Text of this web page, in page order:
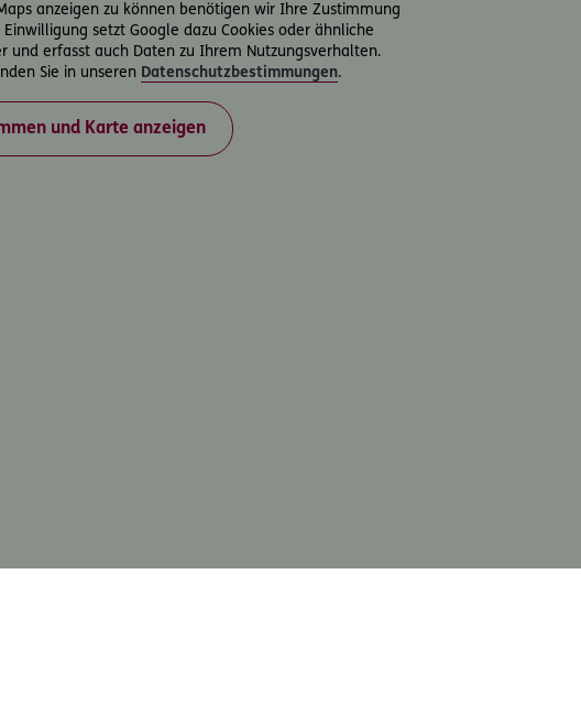
anzeigen zu können benötigen wir Ihre Zustimmung
setzt Google dazu Cookies oder ähnliche
und erfasst auch Daten zu Ihrem Nutzungsverhalten.
Sie in unseren Datenschutzbestimmungen.
und Karte anzeigen